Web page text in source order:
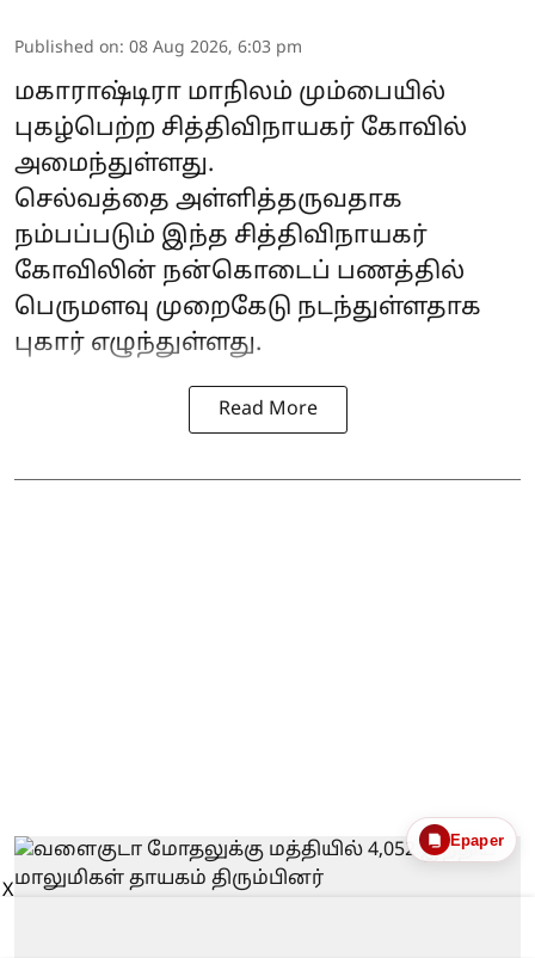
Published on: 08 Aug 2026, 6:03 pm
மகாராஷ்டிரா மாநிலம் மும்பையில்
புகழ்பெற்ற சித்திவிநாயகர் கோவில்
அமைந்துள்ளது.
செல்வத்தை அள்ளித்தருவதாக
நம்பப்படும் இந்த சித்திவிநாயகர்
கோவிலின் நன்கொடைப் பணத்தில்
பெருமளவு முறைகேடு நடந்துள்ளதாக
புகார் எழுந்துள்ளது.
Read More
Epaper
X